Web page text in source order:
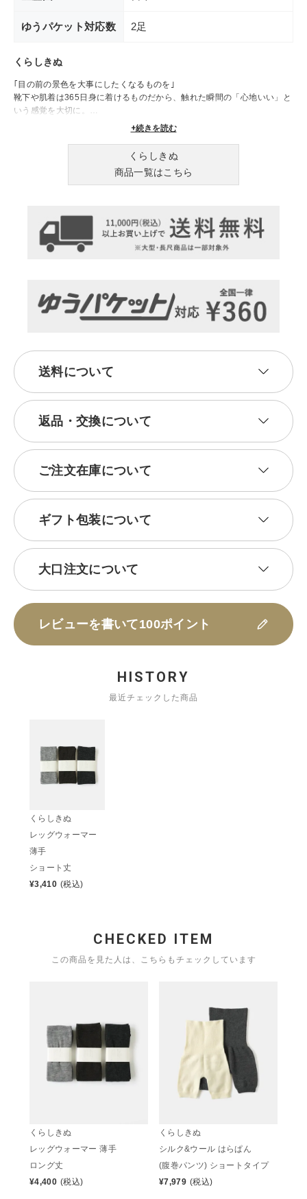
ゆうパケット対応数 2足
くらしきぬ
｢目の前の景色を大事にしたくなるものを｣
靴下や肌着は365日身に着けるものだから、触れた瞬間の「心地いい」と
いう感覚を大切に。
せわしない日常の中で、体だけでなく心もふわっと温まるものをお届けし
+続きを読む
くらしきぬ
商品一覧はこちら
送料について
返品・交換について
ご注文在庫について
ギフト包装について
大口注文について
レビューを書いて100ポイント
HISTORY
最近チェックした商品
くらしきぬ
レッグウォーマー
薄手
ショート丈
¥3,410 (税込)
CHECKED ITEM
この商品を見た人は、こちらもチェックしています
くらしきぬ
レッグウォーマー 薄手
ロング丈
¥4,400 (税込)
くらしきぬ
シルク&ウール はらぱん
(腹巻パンツ) ショートタイプ
¥7,979 (税込)